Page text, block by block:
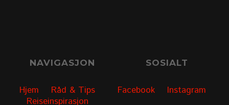
NAVIGASJON
Hjem
Råd & Tips
Reiseinspirasjon
SOSIALT
Facebook Instagram